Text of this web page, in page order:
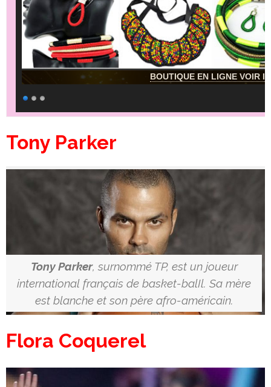
BOUTIQUE EN LIGNE VOIR
Tony Parker
Tony Parker, surnommé TP, est un joueur
international français de basket-balIl. Sa mère
est blanche et son père afro-américain.
Flora Coquerel